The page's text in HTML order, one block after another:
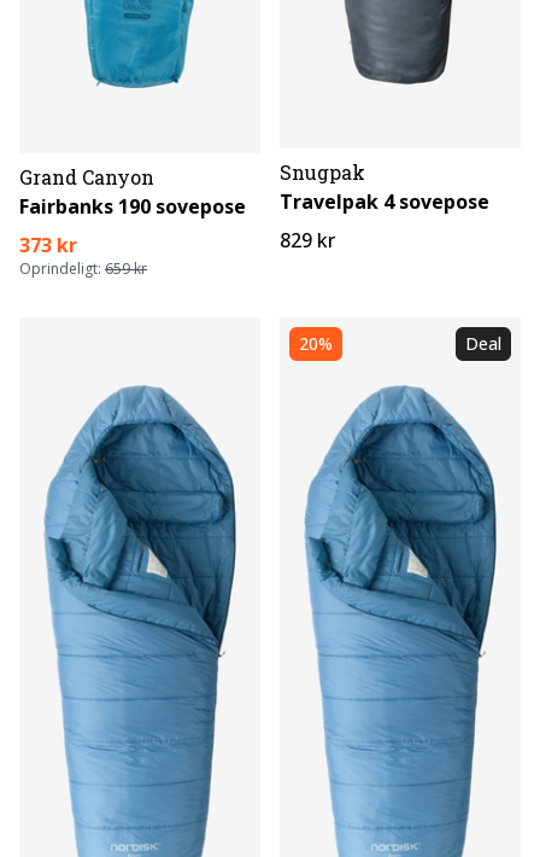
Grand Canyon
Fairbanks 190 sovepose
373 kr
Oprindeligt: 659 kr
Snugpak
Travelpak 4 sovepose
829 kr
20% Deal